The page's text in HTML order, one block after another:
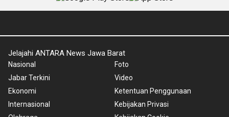
Jelajahi ANTARA News Jawa Barat
Nasional
Jabar Terkini
Ekonomi
Internasional
Foto
Video
Ketentuan Penggunaan
Kebijakan Privasi